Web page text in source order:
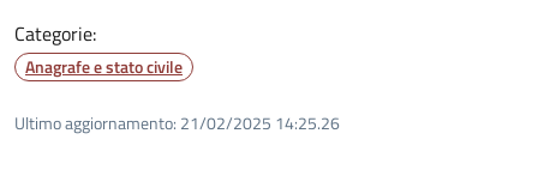
Categorie:
Anagrafe e stato civile
Ultimo aggiornamento: 21/02/2025 14:25.26